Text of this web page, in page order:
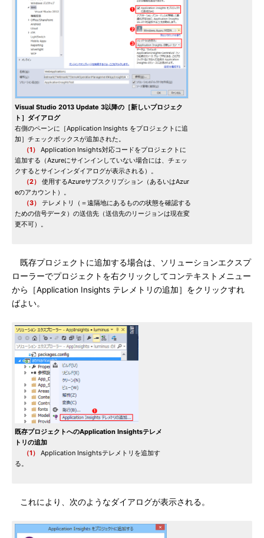
Visual Studio 2013 Update 3以降の［新しいプロジェク
ト］ダイアログ
右側のペーンに［Application Insights をプロジェクトに追
加］チェックボックスが追加された。
（1）
Application Insights対応コードをプロジェクトに
追加する（Azureにサインインしていない場合には、チェッ
クするとサインインダイアログが表示される）。
（2）
使用するAzureサブスクリプション（あるいはAzur
eのアカウント）。
（3）
テレメトリ（＝遠隔地にあるものの状態を確認する
ための信号データ）の送信先（送信先のリージョンは現在変
更不可）。
既存プロジェクトに追加する場合は、ソリューションエクスプ
ローラーでプロジェクトを右クリックしてコンテキストメニュー
から［Application Insights テレメトリの追加］をクリックすれ
ばよい。
既存プロジェクトへのApplication Insightsテレメ
トリの追加
（1）
Application Insightsテレメトリを追加す
る。
これにより、次のようなダイアログが表示される。